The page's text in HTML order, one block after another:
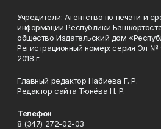
Учредители: Агентство по печати и
информации Республики
общество Издательский дом
Регистрационный номер: серия Эл
2018 г.
Главный редактор Набиева Г. Р.
Редактор сайта Тюнёва Н. Р.
Телефон
8 (347) 272-02-03